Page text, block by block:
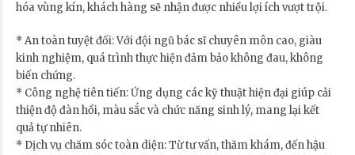
hóa vùng kín, khách hàng sẽ nhận được nhiều lợi ích vượt trội.
* An toàn tuyệt đối: Với đội ngũ bác sĩ chuyên môn cao, giàu
kinh nghiệm, quá trình thực hiện đảm bảo không đau, không
biến chứng.
* Công nghệ tiên tiến: Ứng dụng các kỹ thuật hiện đại giúp cải
thiện độ đàn hồi, màu sắc và chức năng sinh lý, mang lại kết
quả tự nhiên.
* Dịch vụ chăm sóc toàn diện: Từ tư vấn, thăm khám, đến hậu